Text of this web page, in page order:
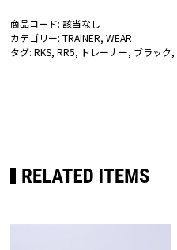
レ
ー
ナ
商品コード:該当なし
カテゴリー:TRAINER,WEAR
タグ:RKS,RR5, トレーナー, ブラック,